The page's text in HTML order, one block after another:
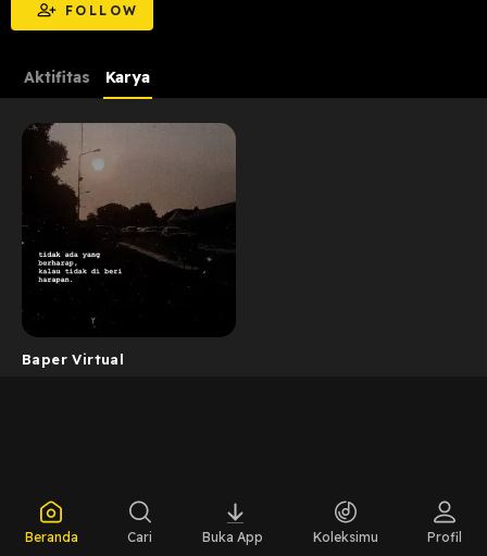
FOLLOW
Aktifitas Karya
Baper Virtual
Beranda Cari Buka App Koleksimu Profil